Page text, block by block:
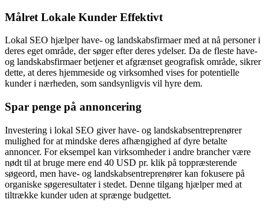
Målret Lokale Kunder Effektivt
Lokal SEO hjælper have- og landskabsfirmaer med at nå personer i
deres eget område, der søger efter deres ydelser. Da de fleste have-
og landskabsfirmaer betjener et afgrænset geografisk område, sikrer
dette, at deres hjemmeside og virksomhed vises for potentielle
kunder i nærheden, som sandsynligvis vil hyre dem.
Spar penge på annoncering
Investering i lokal SEO giver have- og landskabsentreprenører
mulighed for at mindske deres afhængighed af dyre betalte
annoncer. For eksempel kan virksomheder i andre brancher være
nødt til at bruge mere end 40 USD pr. klik på toppræsterende
søgeord, men have- og landskabsentreprenører kan fokusere på
organiske søgeresultater i stedet. Denne tilgang hjælper med at
tiltrække kunder uden at sprænge budgettet.